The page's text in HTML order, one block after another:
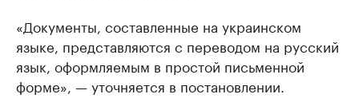
«Документы, составленные на украинском
языке, представляются с переводом на русский
язык, оформляемым в простой письменной
форме», — уточняется в постановлении.